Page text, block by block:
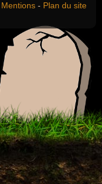
Mentions - Plan du site